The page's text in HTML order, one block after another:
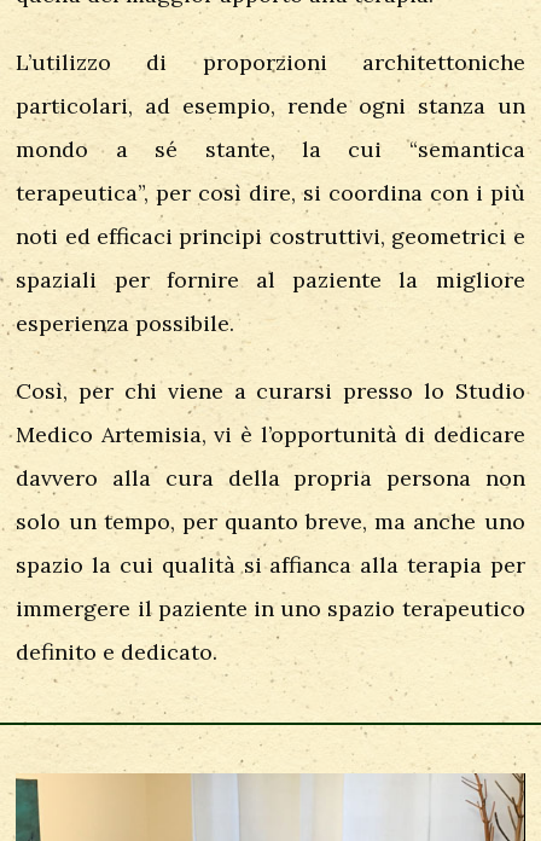
L’utilizzo di proporzioni architettoniche
particolari, ad esempio, rende ogni stanza un
mondo a sé stante, la cui “semantica
terapeutica”, per così dire, si coordina con i più
noti ed efficaci principi costruttivi, geometrici e
spaziali per fornire al paziente la migliore
esperienza possibile.
Così, per chi viene a curarsi presso lo Studio
Medico Artemisia, vi è l’opportunità di dedicare
davvero alla cura della propria persona non
solo un tempo, per quanto breve, ma anche uno
spazio la cui qualità si affianca alla terapia per
immergere il paziente in uno spazio terapeutico
definito e dedicato.